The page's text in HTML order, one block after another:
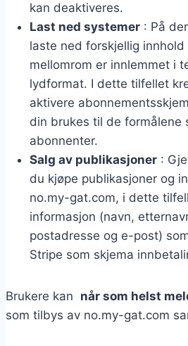
kan deaktiveres.
Last ned systemer : På
laste ned forskjellig
mellomrom er innlemmet i
lydformat. I dette tilfellet
aktivere
din brukes til de formålene
abonnenter.
Salg av publikasjoner :
du kjøpe publikasjoner og
no.my-gat.com, i dette
informasjon (navn,
postadresse og e-post)
Stripe som skjema
Brukere kan når som helst
som tilbys av no.my-gat.com